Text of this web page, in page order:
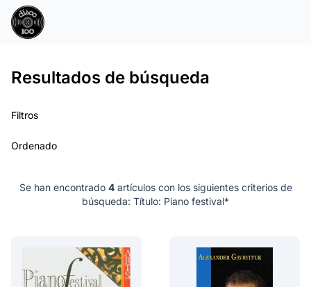
Resultados de búsqueda
Filtros
Ordenado
Se han encontrado 4artículos con los siguientes criterios de
búsqueda: Título: Piano festival*